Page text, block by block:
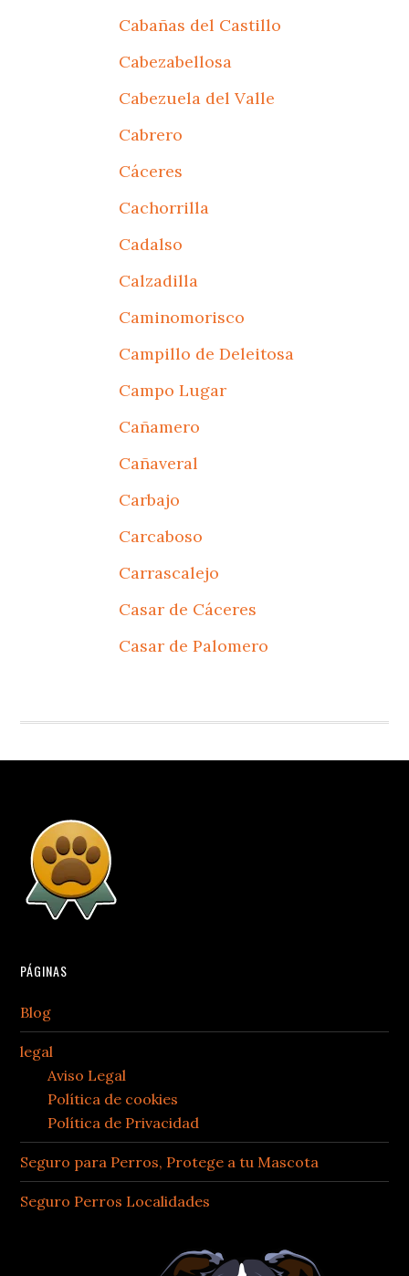
Cabañas del Castillo
Cabezabellosa
Cabezuela del Valle
Cabrero
Cáceres
Cachorrilla
Cadalso
Calzadilla
Caminomorisco
Campillo de Deleitosa
Campo Lugar
Cañamero
Cañaveral
Carbajo
Carcaboso
Carrascalejo
Casar de Cáceres
Casar de Palomero
PÁGINAS
Blog
legal
Aviso Legal
Política de cookies
Política de Privacidad
Seguro para Perros, Protege a tu Mascota
Seguro Perros Localidades